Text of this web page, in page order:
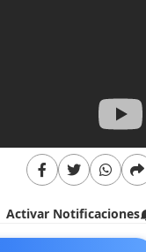
Activar Notificaciones